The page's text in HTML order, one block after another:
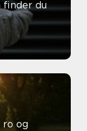
ro og